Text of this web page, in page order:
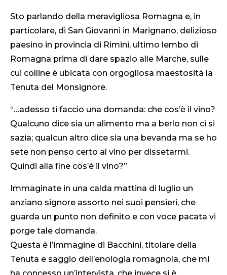
Sto parlando della meravigliosa Romagna e, in
particolare, di San Giovanni in Marignano, delizioso
paesino in provincia di Rimini, ultimo lembo di
Romagna prima di dare spazio alle Marche, sulle
cui colline è ubicata con orgogliosa maestosità la
Tenuta del Monsignore.
“…adesso ti faccio una domanda: che cos’è il vino?
Qualcuno dice sia un alimento ma a berlo non ci si
sazia; qualcun altro dice sia una bevanda ma se ho
sete non penso certo al vino per dissetarmi.
Quindi alla fine cos’è il vino?”
Immaginate in una calda mattina di luglio un
anziano signore assorto nei suoi pensieri, che
guarda un punto non definito e con voce pacata vi
porge tale domanda.
Questa è l’immagine di Bacchini, titolare della
Tenuta e saggio dell’enologia romagnola, che mi